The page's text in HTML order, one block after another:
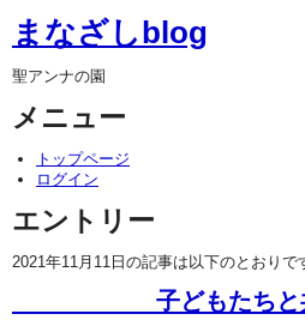
まなざしblog
聖アンナの園
メニュー
トップページ
ログイン
エントリー
2021年11月11日の記事は以下のとおりで
子どもたちと共